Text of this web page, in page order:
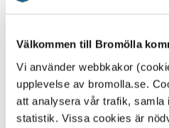
Välkommen till Bromölla
Vi använder webbkakor
upplevelse av bromolla.se.
att analysera vår trafik, samla
statistik. Vissa cookies är
Kontakt
Inger Hofflander
Kommunsekreterare
0456-82 21 72